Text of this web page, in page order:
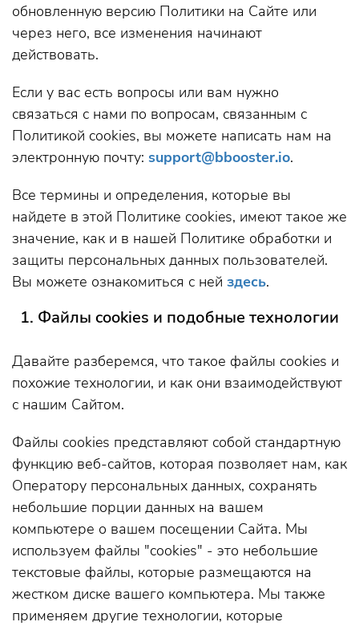
обновленную версию Политики на Сайте или
через него, все изменения начинают
действовать.
Если у вас есть вопросы или вам нужно
связаться с нами по вопросам, связанным с
Политикой cookies, вы можете написать нам на
электронную почту: support@bbooster.io.
Все термины и определения, которые вы
найдете в этой Политике cookies, имеют такое же
значение, как и в нашей Политике обработки и
защиты персональных данных пользователей.
Вы можете ознакомиться с ней здесь.
1. Файлы cookies и подобные технологии
Давайте разберемся, что такое файлы cookies и
похожие технологии, и как они взаимодействуют
с нашим Сайтом.
Файлы cookies представляют собой стандартную
функцию веб-сайтов, которая позволяет нам, как
Оператору персональных данных, сохранять
небольшие порции данных на вашем
компьютере о вашем посещении Сайта. Мы
используем файлы "cookies" - это небольшие
текстовые файлы, которые размещаются на
жестком диске вашего компьютера. Мы также
применяем другие технологии, которые